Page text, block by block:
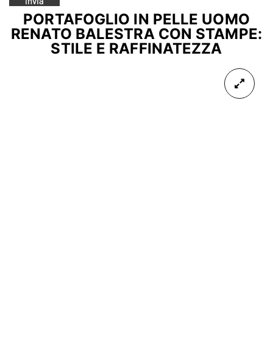
PORTAFOGLIO IN PELLE UOMO
RENATO BALESTRA CON STAMPE:
STILE E RAFFINATEZZA